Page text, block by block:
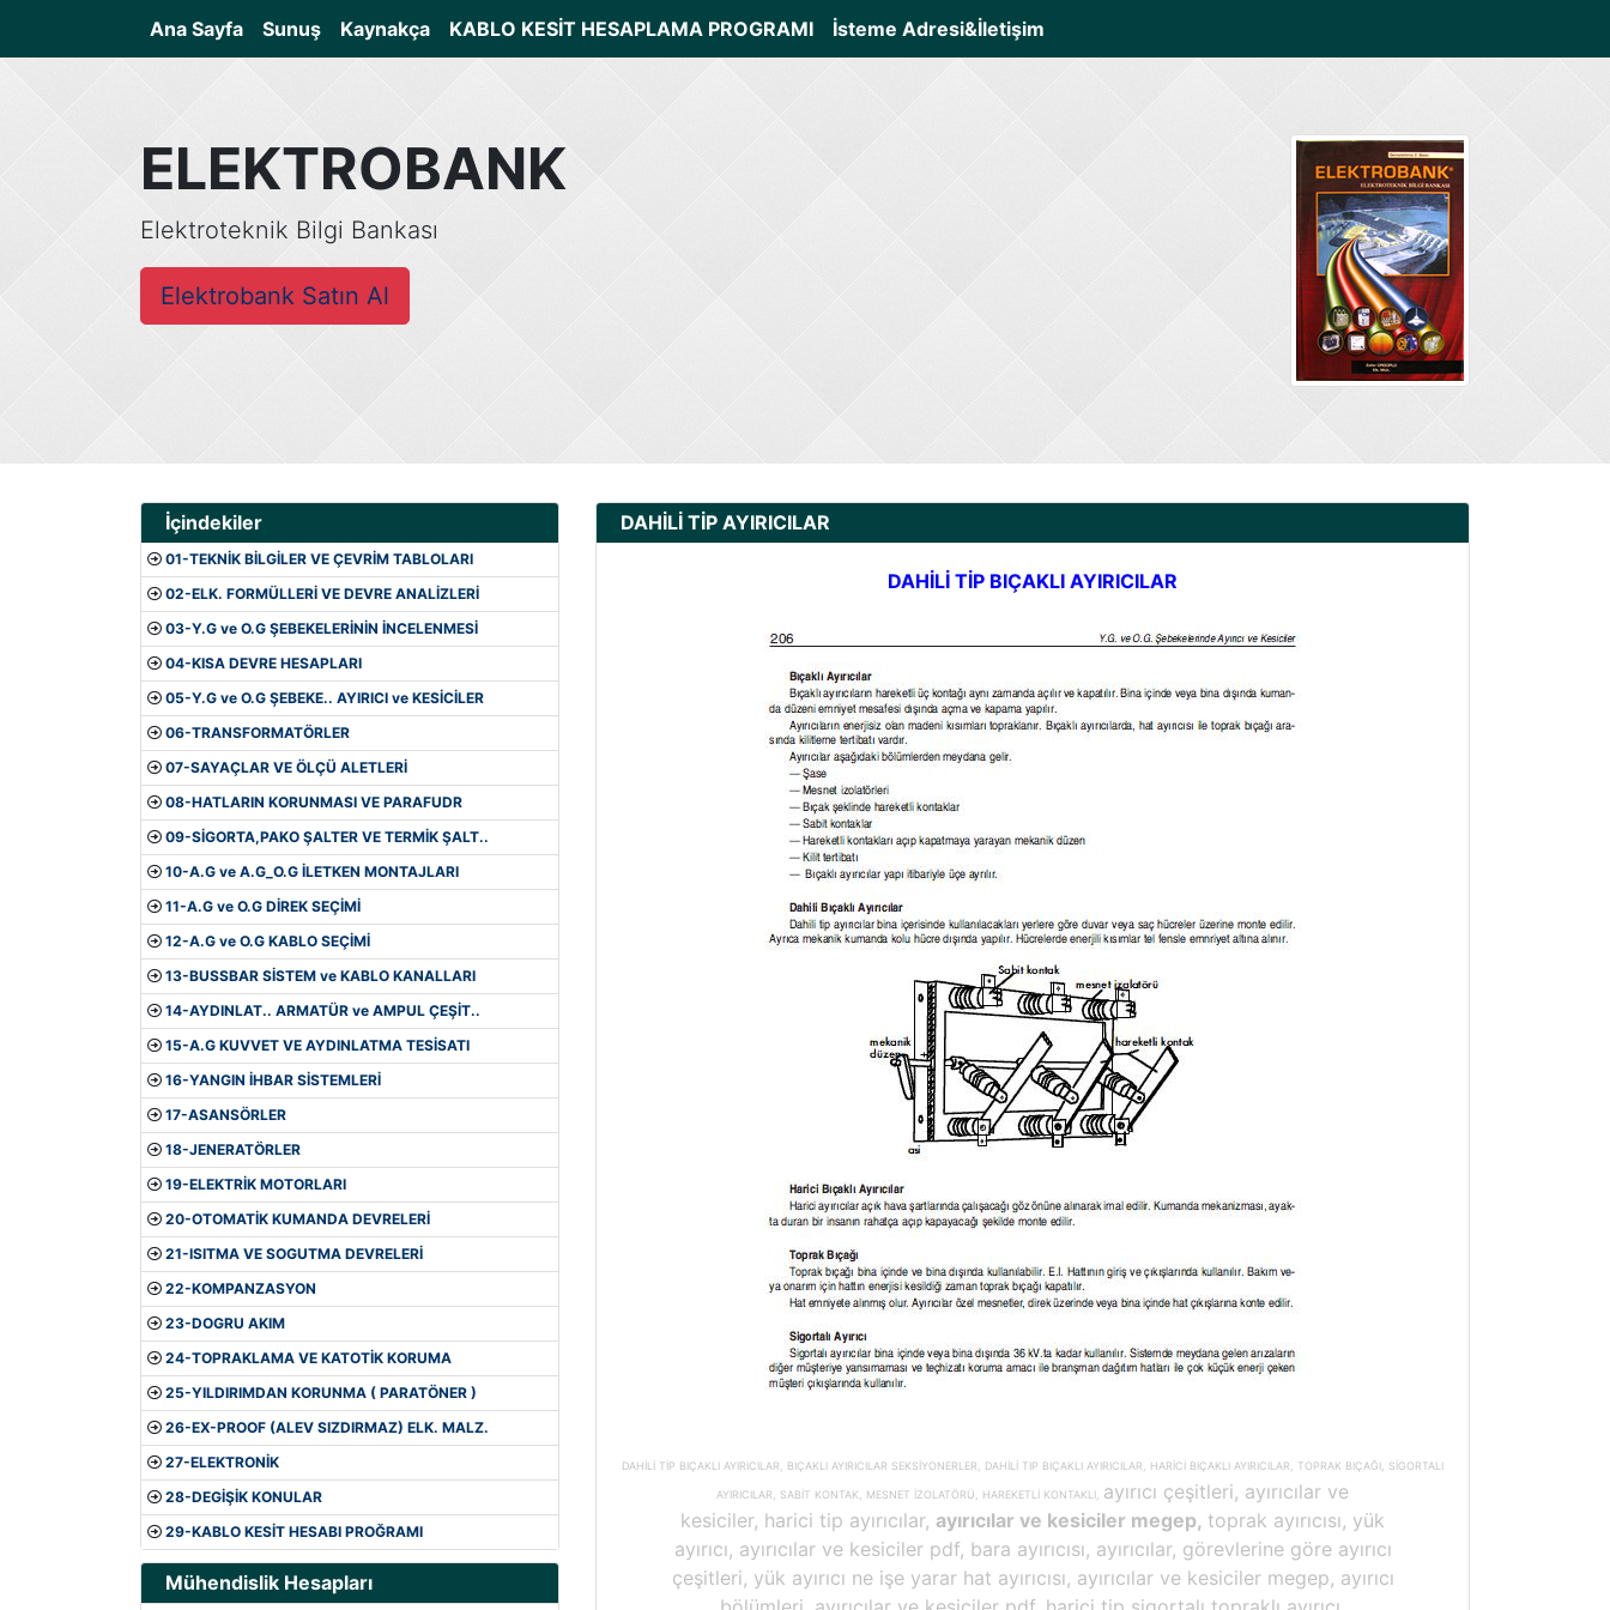
Ana Sayfa(current)
Sunuş Kaynakça KABLO KESİT HESAPLAMA PROGRAMI İsteme Adresi&İletişim
ELEKTROBANK
Elektroteknik Bilgi Bankası
Elektrobank Satın Al
İçindekiler
01-TEKNİK BİLGİLER VE ÇEVRİM TABLOLARI
02-ELK. FORMÜLLERİ VE DEVRE ANALİZLERİ
03-Y.G ve O.G ŞEBEKELERİNİN İNCELENMESİ
04-KISA DEVRE HESAPLARI
05-Y.G ve O.G ŞEBEKE.. AYIRICI ve KESİCİLER
06-TRANSFORMATÖRLER
07-SAYAÇLAR VE ÖLÇÜ ALETLERİ
08-HATLARIN KORUNMASI VE PARAFUDR
09-SİGORTA,PAKO ŞALTER VE TERMİK ŞALT..
10-A.G ve A.G_O.G İLETKEN MONTAJLARI
11-A.G ve O.G DİREK SEÇİMİ
12-A.G ve O.G KABLO SEÇİMİ
13-BUSSBAR SİSTEM ve KABLO KANALLARI
14-AYDINLAT.. ARMATÜR ve AMPUL ÇEŞİT..
15-A.G KUVVET VE AYDINLATMA TESİSATI
16-YANGIN İHBAR SİSTEMLERİ
17-ASANSÖRLER
18-JENERATÖRLER
19-ELEKTRİK MOTORLARI
20-OTOMATİK KUMANDA DEVRELERİ
21-ISITMA VE SOGUTMA DEVRELERİ
22-KOMPANZASYON
23-DOGRU AKIM
24-TOPRAKLAMA VE KATOTİK KORUMA
25-YILDIRIMDAN KORUNMA ( PARATÖNER )
26-EX-PROOF (ALEV SIZDIRMAZ) ELK. MALZ.
27-ELEKTRONİK
28-DEGİŞİK KONULAR
29-KABLO KESİT HESABI PROĞRAMI
Mühendislik Hesapları
DAHİLİ TİP AYIRICILAR
DAHİLİ TİP BIÇAKLI AYIRICILAR
DAHİLİ TİP BIÇAKLI AYIRICILAR, BIÇAKLI AYIRICILAR SEKSİYONERLER, DAHİLİ TIP BIÇAKLI AYIRICILAR, HARİCİ BIÇAKLI AYIRICILAR, TOPRAK BIÇAĞI, SİGORTALI
AYIRICILAR, SABİT KONTAK, MESNET İZOLATÖRÜ, HAREKETLİ KONTAKLI, ayırıcı çeşitleri, ayırıcılar ve
kesiciler, harici tip ayırıcılar, ayırıcılar ve kesiciler megep, toprak ayırıcısı, yük
ayırıcı, ayırıcılar ve kesiciler pdf, bara ayırıcısı, ayırıcılar, görevlerine göre ayırıcı
çeşitleri, yük ayırıcı ne işe yarar hat ayırıcısı, ayırıcılar ve kesiciler megep, ayırıcı